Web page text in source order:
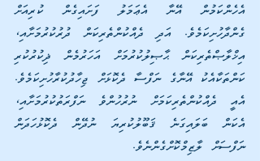
އެހެންކަމުން އޭނާ އެޢަމަލު ފަށައިގެން ކުރިއަށް
އިޚްލާޞްތެރިކަން ޙާޞިލުކުރުމަށް އަހަރުމެން ޛިކުރުކުރި
އެކަން ބަލައިގަނެ ޤަބޫލުކުރިޔަ ނުދޭން ދެކޮޅުހަދަން
ނަފްސަށް ލާޒިމްކޮށްގެންނެވެ.